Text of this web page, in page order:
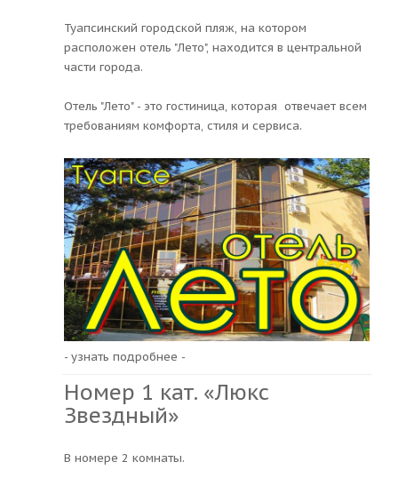
Туапсинский городской пляж, на котором
расположен отель "Лето", находится в центральной
части города.
Отель "Лето" - это гостиница, которая отвечает всем
требованиям комфорта, стиля и сервиса.
- узнать подробнее -
Номер 1 кат. «Люкс
Звездный»
В номере 2 комнаты.